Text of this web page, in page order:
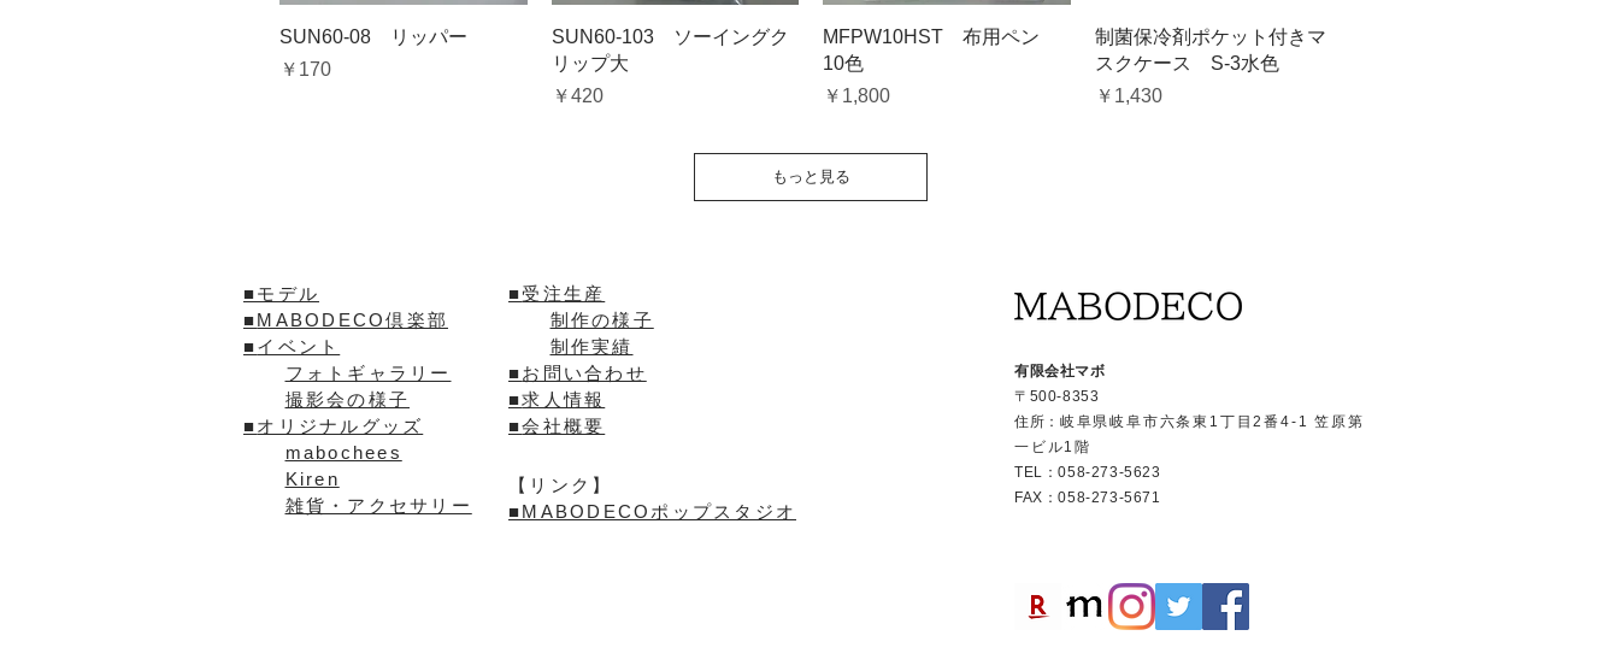
クイックビュー
SUN60-08 リッパー
価格
￥170
クイックビュー
SUN60-103 ソーイングク
リップ大
価格
￥420
クイックビュー
MFPW10HST 布用ペン
10色
価格
￥1,800
クイックビュー
制菌保冷剤ポケット付きマ
スクケース S-3水色
価格
￥1,430
もっと見る
有限会社マボ
〒500-8353
住所： 岐阜県岐阜市六条東1丁目2番4-1 笠原第
一ビル1階
TEL：058-273-5623
FAX：058-273-5671
■モデル
■MABODECO倶楽部
■イベント
フォトギャラリー
撮影会の様子
■オリジナルグッズ
mabochees
Kiren
雑貨・アクセサリー
■受注生産
制作の様子
制作実績
■お問い合わせ
■求人情報
■会社概要
【リンク】
■MABODECOポップスタジオ